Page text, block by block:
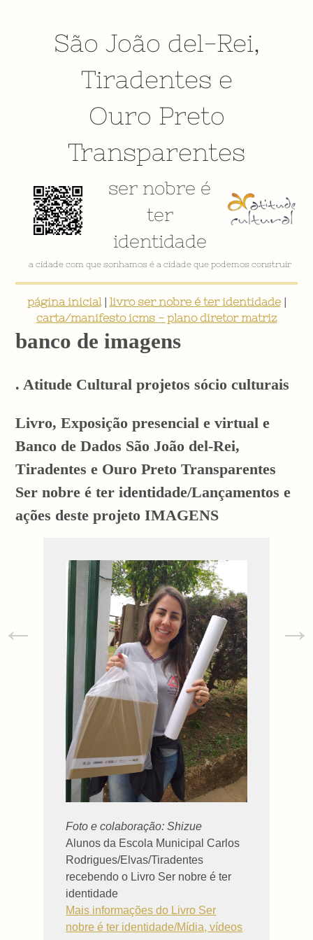
São João del-Rei,
Tiradentes e
Ouro Preto
Transparentes
ser nobre é
ter
identidade
VÍDEO INSTITUCIONAL
página inicial| livro ser nobre é ter identidade|
carta/manifesto icms - plano diretor matriz
banco de imagens
. Atitude Cultural projetos sócio culturais
Livro, Exposição presencial e virtual e
Banco de Dados São João del-Rei,
Tiradentes e Ouro Preto Transparentes
Ser nobre é ter identidade/Lançamentos e
ações deste projeto IMAGENS
Foto e colaboração: Shizue
Alunos da Escola Municipal Carlos
Rodrigues/Elvas/Tiradentes
recebendo o Livro Ser nobre é ter
identidade
Mais informações do Livro Ser
nobre é ter identidade/Mídia, vídeos
← →